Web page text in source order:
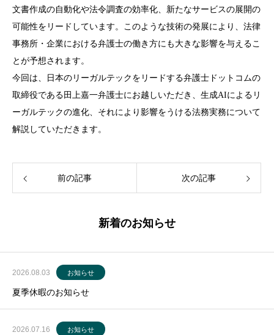
文書作成の自動化や法令調査の効率化、新たなサービスの展開の
可能性をリードしています。このような技術の発展により、法律
事務所・企業における弁護士の働き方にも大きな影響を与えるこ
とが予想されます。
今回は、日本のリーガルテックをリードする弁護士ドットコムの
取締役である田上嘉一弁護士にお越しいただき、生成AIによるリ
ーガルテックの進化、それにより影響をうける法務実務について
解説していただきます。
前の記事 次の記事
新着のお知らせ
2026.08.03 お知らせ
夏季休暇のお知らせ
2026.07.16 お知らせ